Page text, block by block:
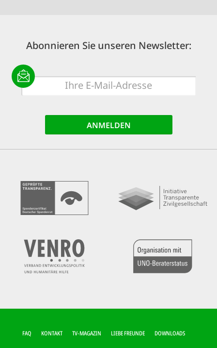
Abonnieren Sie unseren Newsletter:
E-
Mail
FUSSZEILEN-M
FAQ KONTAKT TV-MAGAZIN LIEBE FREUNDE DOWNLOADS